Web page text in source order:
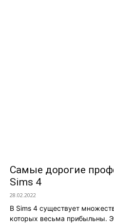
Самые дорогие
Sims 4
28.02.2022
В Sims 4 существует
которых весьма прибыльны.